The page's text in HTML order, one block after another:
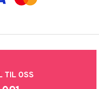
TIL OSS